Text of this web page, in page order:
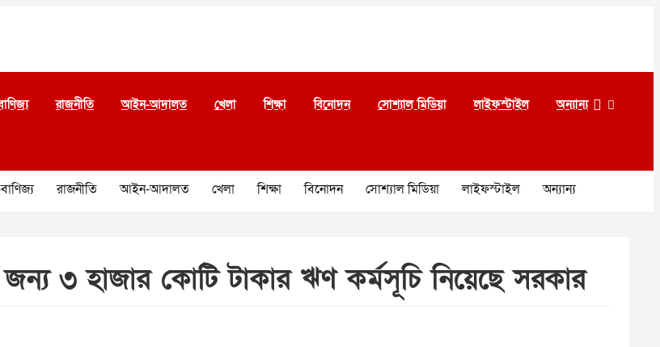
রাজনীতি আইন-আদালত খেলা শিক্ষা বিনোদন সোশ্যাল মিডিয়া লাইফস্টাইল অন্যান্য
রাজনীতি আইন-আদালত খেলা শিক্ষা বিনোদন সোশ্যাল মিডিয়া লাইফস্টাইল অন্যান্য
৩ হাজার কোটি টাকার ঋণ কর্মসূচি নিয়েছে সরকার